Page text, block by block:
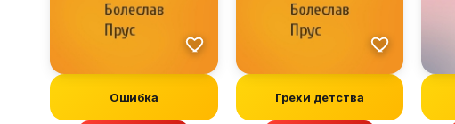
Ошибка Грехи детства